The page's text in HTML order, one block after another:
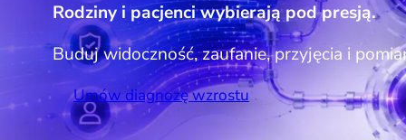
Rodziny i pacjenci wybierają pod presją.
Buduj widoczność, zaufanie, przyjęcia i
Umów diagnozę wzrostu